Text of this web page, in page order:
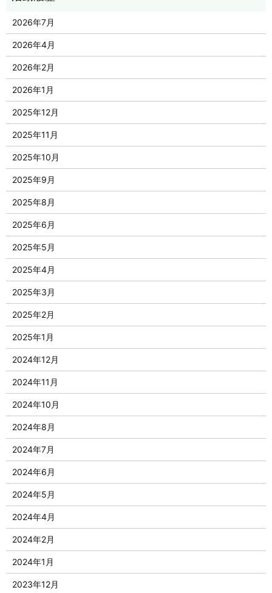
2026年7月
2026年4月
2026年2月
2026年1月
2025年12月
2025年11月
2025年10月
2025年9月
2025年8月
2025年6月
2025年5月
2025年4月
2025年3月
2025年2月
2025年1月
2024年12月
2024年11月
2024年10月
2024年8月
2024年7月
2024年6月
2024年5月
2024年4月
2024年2月
2024年1月
2023年12月